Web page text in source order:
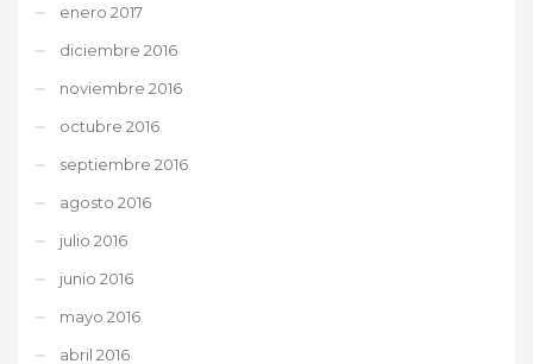
enero 2017
diciembre 2016
noviembre 2016
octubre 2016
septiembre 2016
agosto 2016
julio 2016
junio 2016
mayo 2016
abril 2016